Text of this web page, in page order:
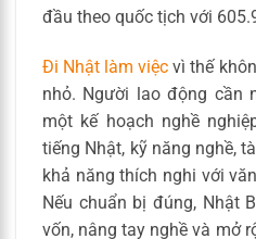
đầu theo quốc tịch với
Đi Nhật làm việc vì thế
nhỏ. Người lao động cần
một kế hoạch nghề
tiếng Nhật, kỹ năng nghề,
khả năng thích nghi với
Nếu chuẩn bị đúng, Nhật
vốn, nâng tay nghề và mở